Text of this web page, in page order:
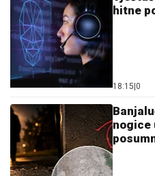
hitne
18:15 0
nogice